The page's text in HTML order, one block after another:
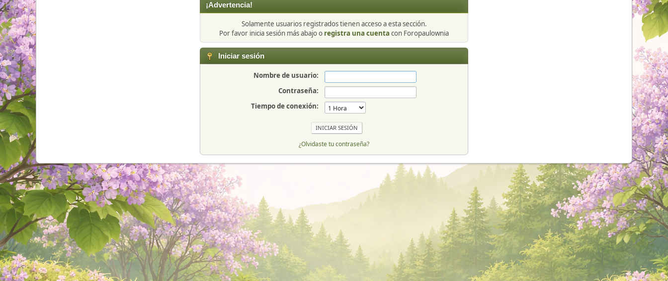
¡Advertencia!
Solamente usuarios registrados tienen acceso a esta sección.
Por favor inicia sesión más abajo o registra una cuenta con Foropaulownia
Iniciar sesión
Nombre de usuario:
Contraseña:
Tiempo de conexión:
¿Olvidaste tu contraseña?